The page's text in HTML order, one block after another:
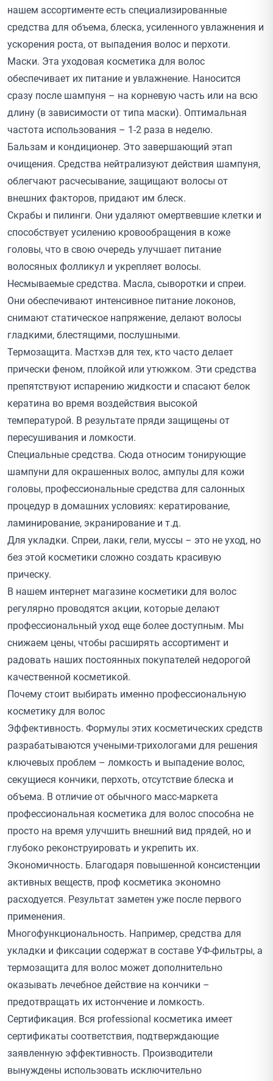
нашем ассортименте есть специализированные
средства для объема, блеска, усиленного увлажнения и
ускорения роста, от выпадения волос и перхоти.
Маски. Эта уходовая косметика для волос
обеспечивает их питание и увлажнение. Наносится
сразу после шампуня – на корневую часть или на всю
длину (в зависимости от типа маски). Оптимальная
частота использования – 1-2 раза в неделю.
Бальзам и кондиционер. Это завершающий этап
очищения. Средства нейтрализуют действия шампуня,
облегчают расчесывание, защищают волосы от
внешних факторов, придают им блеск.
Скрабы и пилинги. Они удаляют омертвевшие клетки и
способствует усилению кровообращения в коже
головы, что в свою очередь улучшает питание
волосяных фолликул и укрепляет волосы.
Несмываемые средства. Масла, сыворотки и спреи.
Они обеспечивают интенсивное питание локонов,
снимают статическое напряжение, делают волосы
гладкими, блестящими, послушными.
Термозащита. Мастхэв для тех, кто часто делает
прически феном, плойкой или утюжком. Эти средства
препятствуют испарению жидкости и спасают белок
кератина во время воздействия высокой
температурой. В результате пряди защищены от
пересушивания и ломкости.
Специальные средства. Сюда относим тонирующие
шампуни для окрашенных волос, ампулы для кожи
головы, профессиональные средства для салонных
процедур в домашних условиях: кератирование,
ламинирование, экранирование и т.д.
Для укладки. Спреи, лаки, гели, муссы – это не уход, но
без этой косметики сложно создать красивую
прическу.
В нашем интернет магазине косметики для волос
регулярно проводятся акции, которые делают
профессиональный уход еще более доступным. Мы
снижаем цены, чтобы расширять ассортимент и
радовать наших постоянных покупателей недорогой
качественной косметикой.
Почему стоит выбирать именно профессиональную
косметику для волос
Эффективность. Формулы этих косметических средств
разрабатываются учеными-трихологами для решения
ключевых проблем – ломкость и выпадение волос,
секущиеся кончики, перхоть, отсутствие блеска и
объема. В отличие от обычного масс-маркета
профессиональная косметика для волос способна не
просто на время улучшить внешний вид прядей, но и
глубоко реконструировать и укрепить их.
Экономичность. Благодаря повышенной консистенции
активных веществ, проф косметика экономно
расходуется. Результат заметен уже после первого
применения.
Многофункциональность. Например, средства для
укладки и фиксации содержат в составе УФ-фильтры, а
термозащита для волос может дополнительно
оказывать лечебное действие на кончики –
предотвращать их истончение и ломкость.
Сертификация. Вся professional косметика имеет
сертификаты соответствия, подтверждающие
заявленную эффективность. Производители
вынуждены использовать исключительно